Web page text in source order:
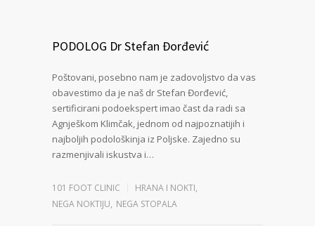
PODOLOG Dr Stefan Đorđević
Poštovani, posebno nam je zadovoljstvo da vas
obavestimo da je naš dr Stefan Đorđević,
sertificirani podoekspert imao čast da radi sa
Agnješkom Klimčak, jednom od najpoznatijih i
najboljih podološkinja iz Poljske. Zajedno su
razmenjivali iskustva i…
101 FOOT CLINIC HRANA I NOKTI,
NEGA NOKTIJU, NEGA STOPALA